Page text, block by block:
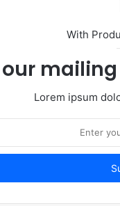
With
Lorem ipsum